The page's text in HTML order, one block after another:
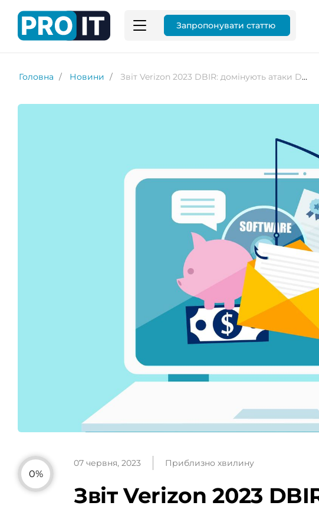
Запропонувати статтю
Головна Новини Звіт Verizon 2023 DBIR: домінують атаки DDoS, а претекстінг стимулює зростання атак BEC
0%
07 червня, 2023 Приблизно хвилину
Звіт Verizon 2023